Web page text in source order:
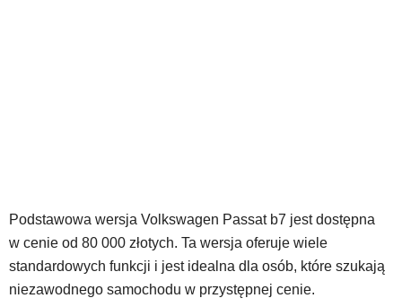
Podstawowa wersja Volkswagen Passat b7 jest dostępna
w cenie od 80 000 złotych. Ta wersja oferuje wiele
standardowych funkcji i jest idealna dla osób, które szukają
niezawodnego samochodu w przystępnej cenie.